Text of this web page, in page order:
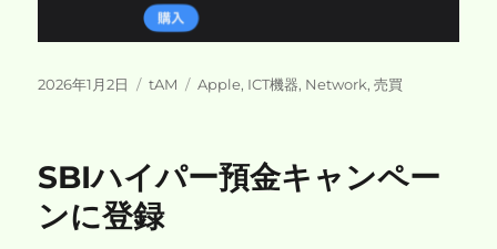
投
2026年1月2日
カ
ー
tAM
タ
Apple, ICT機器, Network,売買
SBIハイパー預金キャンペー
ンに登録